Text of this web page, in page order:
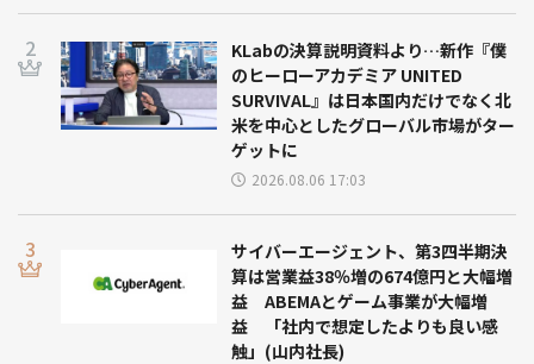
KLabの決算説明資料より…新作『僕
のヒーローアカデミア UNITED
SURVIVAL』は日本国内だけでなく北
米を中心としたグローバル市場がター
ゲットに
2026.08.06 17:03
サイバーエージェント、第3四半期決
算は営業益38％増の674億円と大幅増
益 ABEMAとゲーム事業が大幅増
益 「社内で想定したよりも良い感
触」(山内社長)